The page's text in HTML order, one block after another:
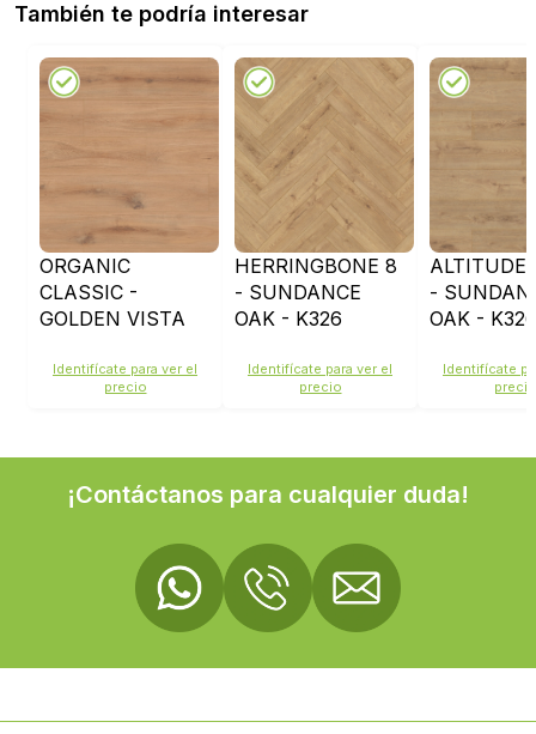
También te podría interesar
ORGANIC
CLASSIC -
GOLDEN VISTA
Identifícate para ver el
precio
HERRINGBONE 8
- SUNDANCE
OAK - K326
Identifícate para ver el
precio
ALTITUDE
-
OAK - K326
Identifícate
precio
¡Contáctanos para cualquier duda!